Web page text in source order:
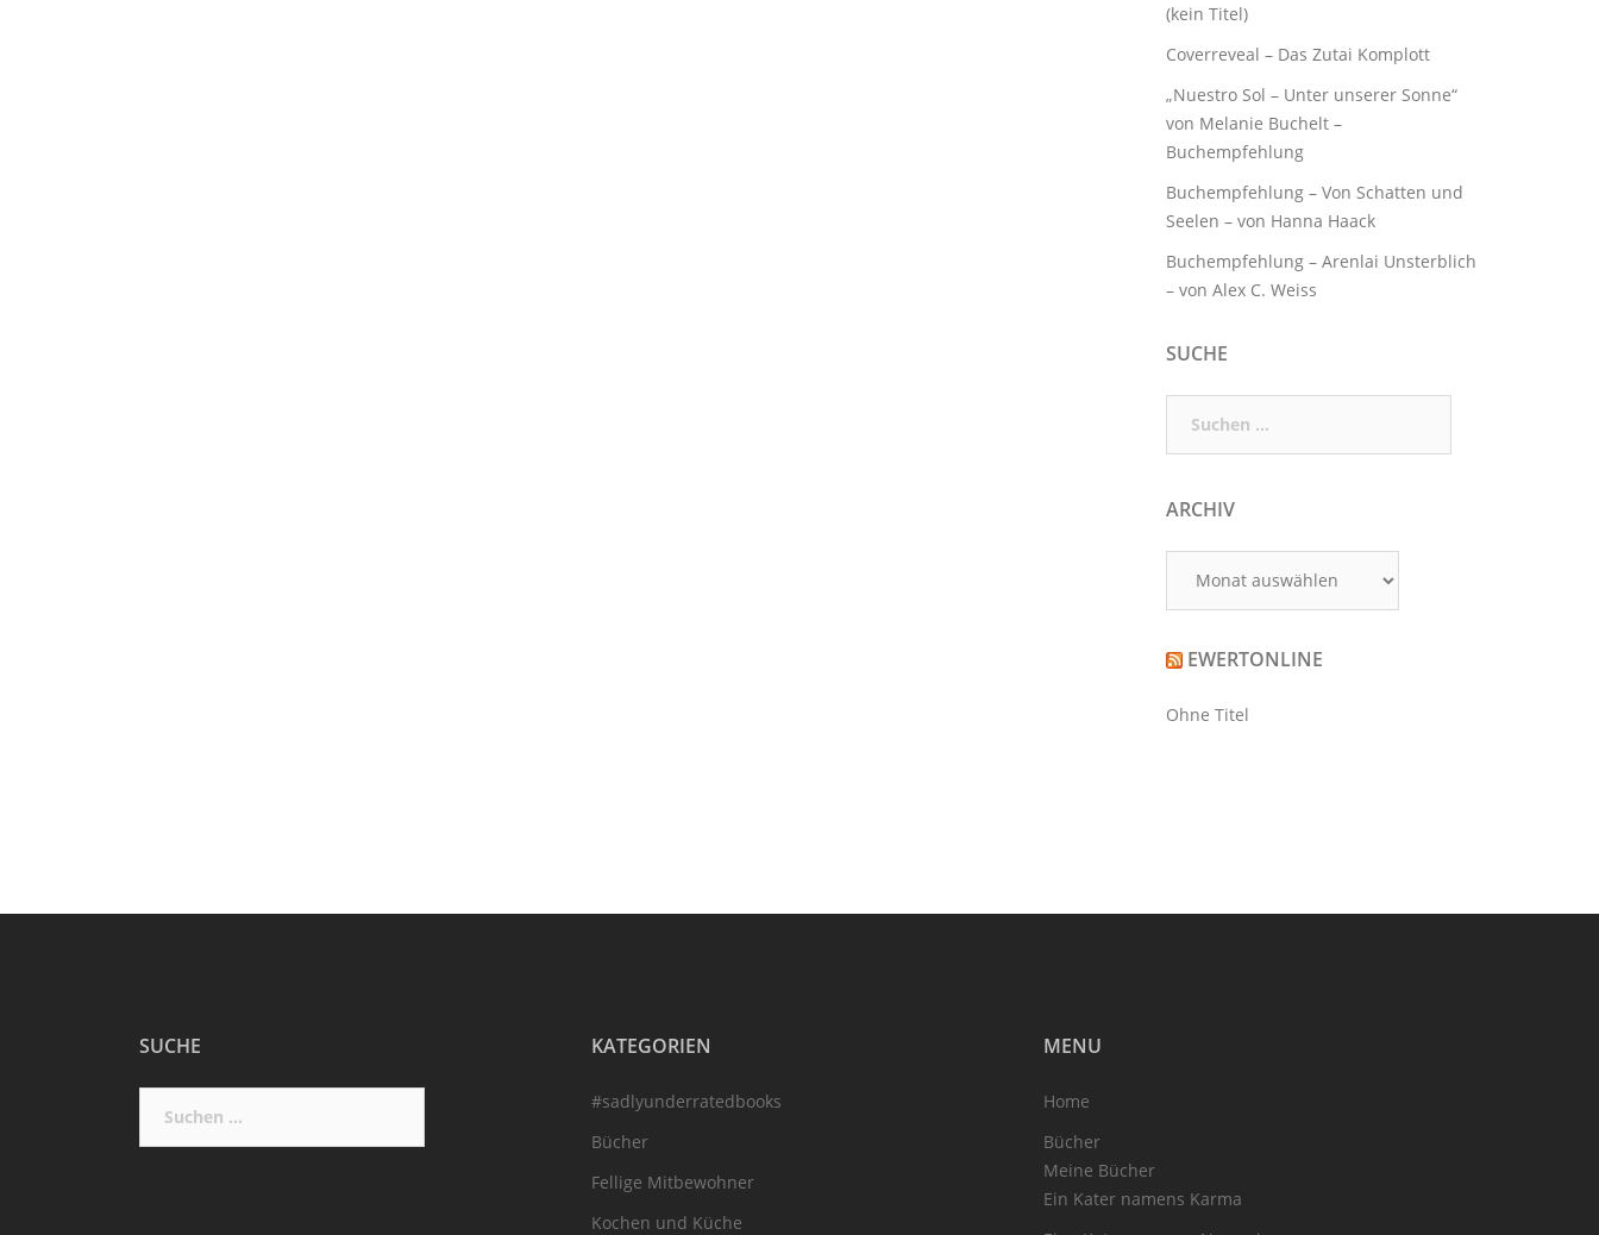
(kein Titel)
Coverreveal – Das Zutai Komplott
„Nuestro Sol – Unter unserer Sonne“
von Melanie Buchelt –
Buchempfehlung
Buchempfehlung – Von Schatten und
Seelen – von Hanna Haack
Buchempfehlung – Arenlai Unsterblich
– von Alex C. Weiss
SUCHE
nach:
ARCHIV
EWERTONLINE
Ohne Titel
SUCHE
nach:
KATEGORIEN
#sadlyunderratedbooks
Bücher
Fellige Mitbewohner
Kochen und Küche
MENU
Home
Bücher
Meine Bücher
Ein Kater namens Karma